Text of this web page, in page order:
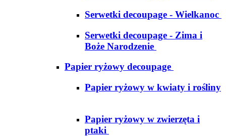
Serwetki decoupage - Wielkanoc
Serwetki decoupage - Zima i
Boże Narodzenie
Papier ryżowy decoupage
Papier ryżowy w kwiaty i rośliny
Papier ryżowy w zwierzęta i
ptaki